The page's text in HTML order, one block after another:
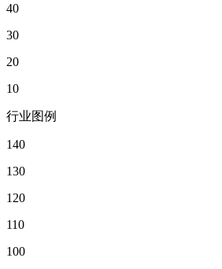
40
30
20
10
行业图例
140
130
120
110
100